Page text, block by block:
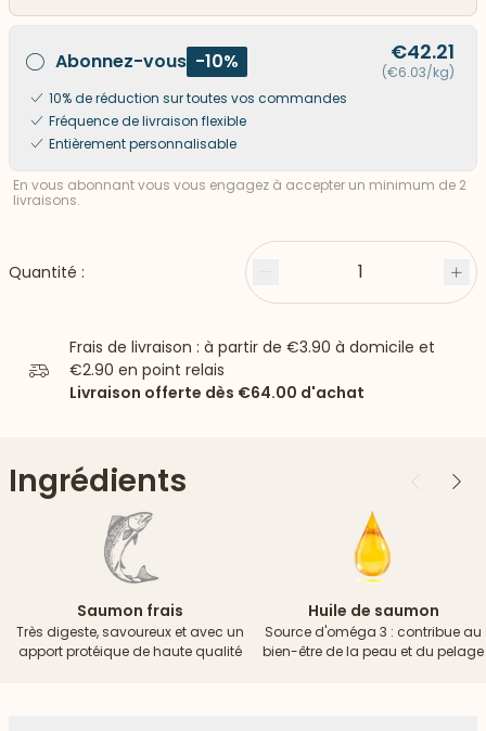
Abonnez-vous -10% €42.21
(€6.03/kg)
10% de réduction sur toutes vos commandes
Fréquence de livraison flexible
Entièrement personnalisable
En vous abonnant vous vous engagez à accepter un minimum de 2
livraisons.
Quantité : Moins 1
Frais de livraison : à partir de €3.90 à domicile et
€2.90 en point relais
Livraison offerte dès €64.00 d'achat
Ingrédients Précédent
Saumon frais
Très digeste, savoureux et avec un
apport protéique de haute qualité
Huile de saumon
Source d'oméga 3 : contribue au
bien-être de la peau et du pelage